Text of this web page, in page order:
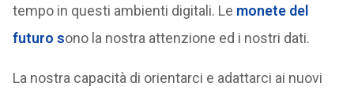
tempo in questi ambienti digitali. Le monete del
futuro sono la nostra attenzione ed i nostri dati.
La nostra capacità di orientarci e adattarci ai nuovi